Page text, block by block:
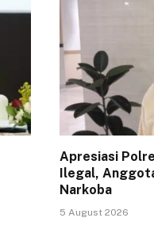
Apresiasi
Ilegal,
Narkoba
5 August 2026